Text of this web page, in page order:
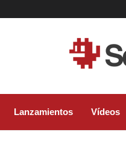
Lanzamientos Vídeos